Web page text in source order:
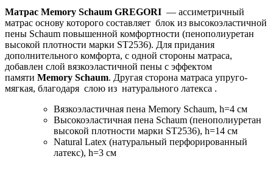
Матрас Memory Schaum GREGORI — ассиметричный
матрас основу которого составляет блок из высокоэластичной
пены Schaum повышенной комфортности (пенополиуретан
высокой плотности марки ST2536). Для придания
дополнительного комфорта, с одной стороны матраса,
добавлен слой вязкоэластичной пены с эффектом
памяти Memory Schaum. Другая сторона матраса упруго-
мягкая, благодаря слою из натурального латекса .
Вязкоэластичная пена Memory Schaum, h=4 см
Высокоэластичная пена Schaum (пенополиуретан
высокой плотности марки ST2536), h=14 см
Natural Latex (натуральный перфорированный
латекс), h=3 см